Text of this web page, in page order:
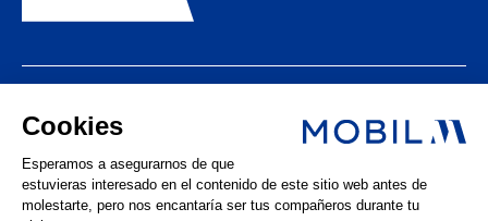
LinkedIn
Instagram
Facebook